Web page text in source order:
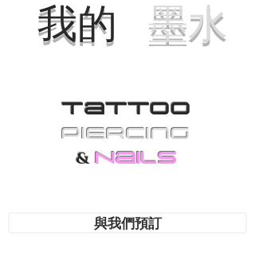
我的 墨水
Tattoo
PiErcing
& Nails
與我們預訂